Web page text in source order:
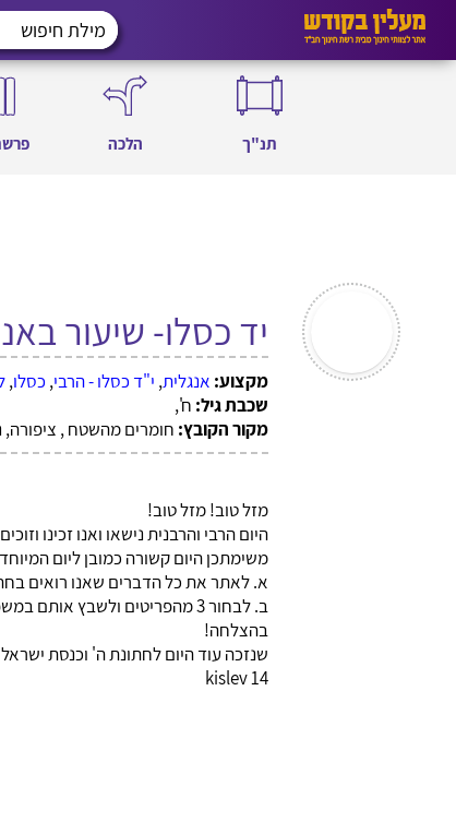
תנ"ך הלכה
יד כסלו- שיעור
מקצוע: אנגלית, י"ד כסלו - הרבי, כסלו,
שכבת גיל: ח',
מקור הקובץ: חומרים מהשטח , ציפורה,
מזל טוב! מזל טוב!
היום הרבי והרבנית נישאו ואנו זכינו
משימתכן היום קשורה כמובן ליום
א. לאתר את כל הדברים שאנו רואים
ב. לבחור 3 מהפריטים ולשבץ אותם במשפטים של הווה פשוט.
בהצלחה!
שנזכה עוד היום לחתונת ה' וכנסת
14 kislev